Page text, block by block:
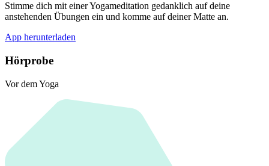
Stimme dich mit einer Yogameditation gedanklich auf deine
anstehenden Übungen ein und komme auf deiner Matte an.
App herunterladen
Hörprobe
Vor dem Yoga